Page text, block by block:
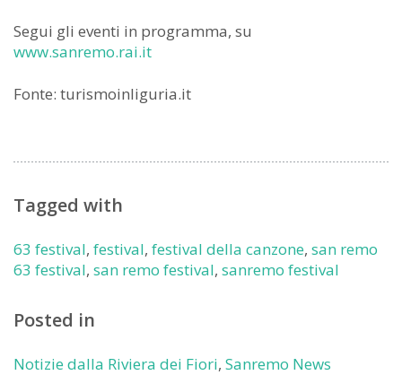
Segui gli eventi in programma, su
www.sanremo.rai.it
Fonte: turismoinliguria.it
Tagged with
63 festival, festival, festival della canzone, san remo
63 festival, san remo festival, sanremo festival
Posted in
Notizie dalla Riviera dei Fiori, Sanremo News